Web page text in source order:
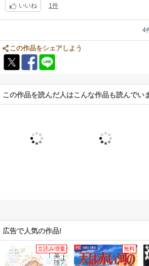
いいね 1件
4
この作品をシェアしよう
この作品を読んだ人はこんな作品も読んでい
広告で人気の作品!
立読み増量 無料